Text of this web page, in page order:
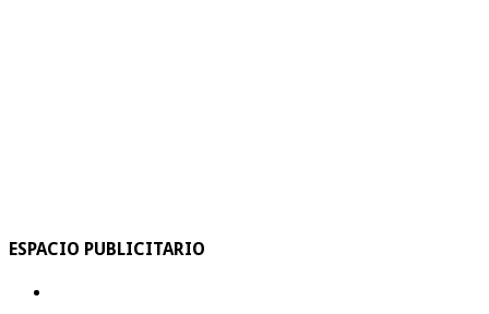
ESPACIO PUBLICITARIO